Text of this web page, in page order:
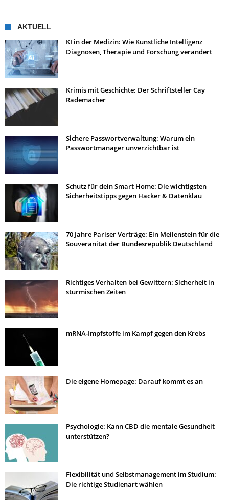
AKTUELL
KI in der Medizin: Wie Künstliche Intelligenz
Diagnosen, Therapie und Forschung verändert
Krimis mit Geschichte: Der Schriftsteller Cay
Rademacher
Sichere Passwortverwaltung: Warum ein
Passwortmanager unverzichtbar ist
Schutz für dein Smart Home: Die wichtigsten
Sicherheitstipps gegen Hacker & Datenklau
70 Jahre Pariser Verträge: Ein Meilenstein für die
Souveränität der Bundesrepublik Deutschland
Richtiges Verhalten bei Gewittern: Sicherheit in
stürmischen Zeiten
mRNA-Impfstoffe im Kampf gegen den Krebs
Die eigene Homepage: Darauf kommt es an
Psychologie: Kann CBD die mentale Gesundheit
unterstützen?
Flexibilität und Selbstmanagement im Studium:
Die richtige Studienart wählen